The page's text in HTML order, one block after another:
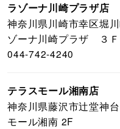
ラゾーナ川崎プラザ店
神奈川県川崎市幸区堀
ゾーナ川崎プラザ ３
044-742-4240
テラスモール湘南店
神奈川県藤沢市辻堂神
モール湘南 2F